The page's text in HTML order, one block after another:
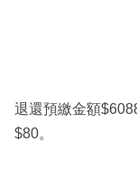
退還預繳金額
$80。